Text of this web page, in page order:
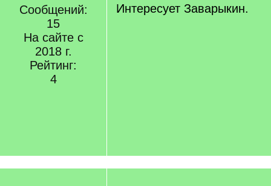
Сообщений:
15
На сайте с
2018 г.
Рейтинг:
4
Интересует Заварыкин.